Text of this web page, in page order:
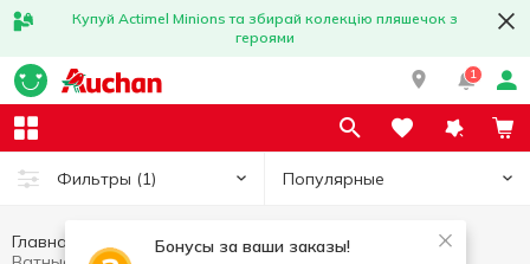
Купуй Actimel Minions та збирай колекцію пляшечок з
героями
1
Фильтры (1) Популярные
Бонусы за ваши заказы!
Главная Гигиена и уход Ватные диски и палочки